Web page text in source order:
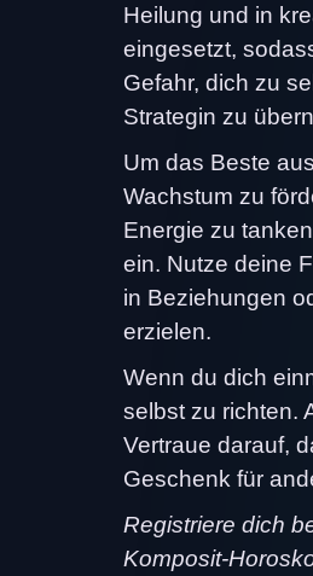
Heilung und in
eingesetzt,
Gefahr, dich zu
Strategin zu
Um das Beste
Wachstum zu
Energie zu
ein. Nutze deine
in Beziehungen
erzielen.
Wenn du dich
selbst zu richten.
Vertraue darauf,
Geschenk für
Registriere dich
Komposit-